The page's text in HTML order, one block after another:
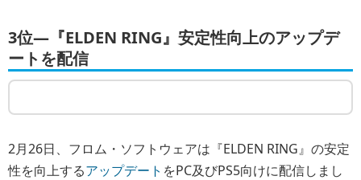
3位―『ELDEN RING』安定性向上のアップデ
ートを配信
2月26日、フロム・ソフトウェアは『ELDEN RING』の安定
性を向上するアップデート をPC及びPS5向けに配信しまし